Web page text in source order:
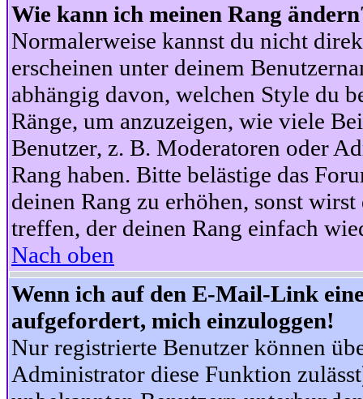
Wie kann ich meinen Rang
Normalerweise kannst du nicht
erscheinen unter deinem
abhängig davon, welchen Style du
Ränge, um anzuzeigen, wie viele
Benutzer, z. B. Moderatoren oder
Rang haben. Bitte belästige das
deinen Rang zu erhöhen, sonst
treffen, der deinen Rang einfach
Nach oben
Wenn ich auf den E-Mail-Link
aufgefordert, mich einzuloggen!
Nur registrierte Benutzer können
Administrator diese Funktion